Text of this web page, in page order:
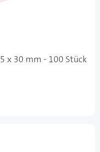
x 30 mm - 100 Stück